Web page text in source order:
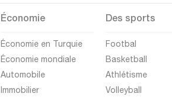
Économie
Économie en Turquie
Économie mondiale
Automobile
Immobilier
Des sports
Footbal
Basketball
Athlétisme
Volleyball